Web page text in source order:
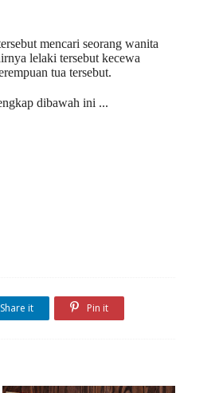
mencari seorang wanita
lelaki tersebut kecewa
tua tersebut.
dibawah ini ...
Share it Pin it